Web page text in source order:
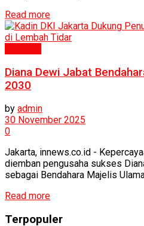
Read more
Diana Dewi Jabat
2030
by admin
30 November 2025
0
Jakarta, innews.co.id -
diemban pengusaha sukses
sebagai Bendahara Majelis
Read more
Terpopuler